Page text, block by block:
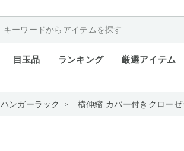
目玉品 ランキング 厳選アイテム
ハンガーラック 横伸縮 カバー付きクロー